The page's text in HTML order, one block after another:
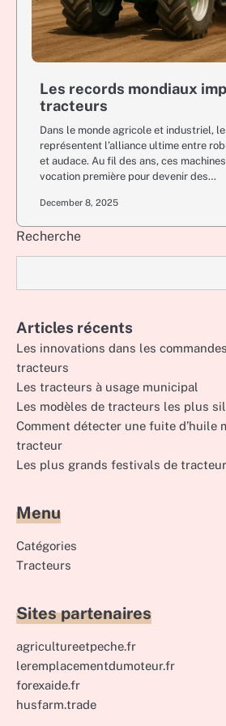
Les records mondiaux
tracteurs
Dans le monde agricole et industriel,
représentent l’alliance ultime entre
et audace. Au fil des ans, ces
vocation première pour devenir des…
December 8, 2025
Recherche
Articles récents
Les innovations dans les
tracteurs
Les tracteurs à usage municipal
Les modèles de tracteurs les plus
Comment détecter une fuite d’huile
tracteur
Les plus grands festivals de
Menu
Catégories
Tracteurs
Sites partenaires
agricultureetpeche.fr
leremplacementdumoteur.fr
forexaide.fr
husfarm.trade